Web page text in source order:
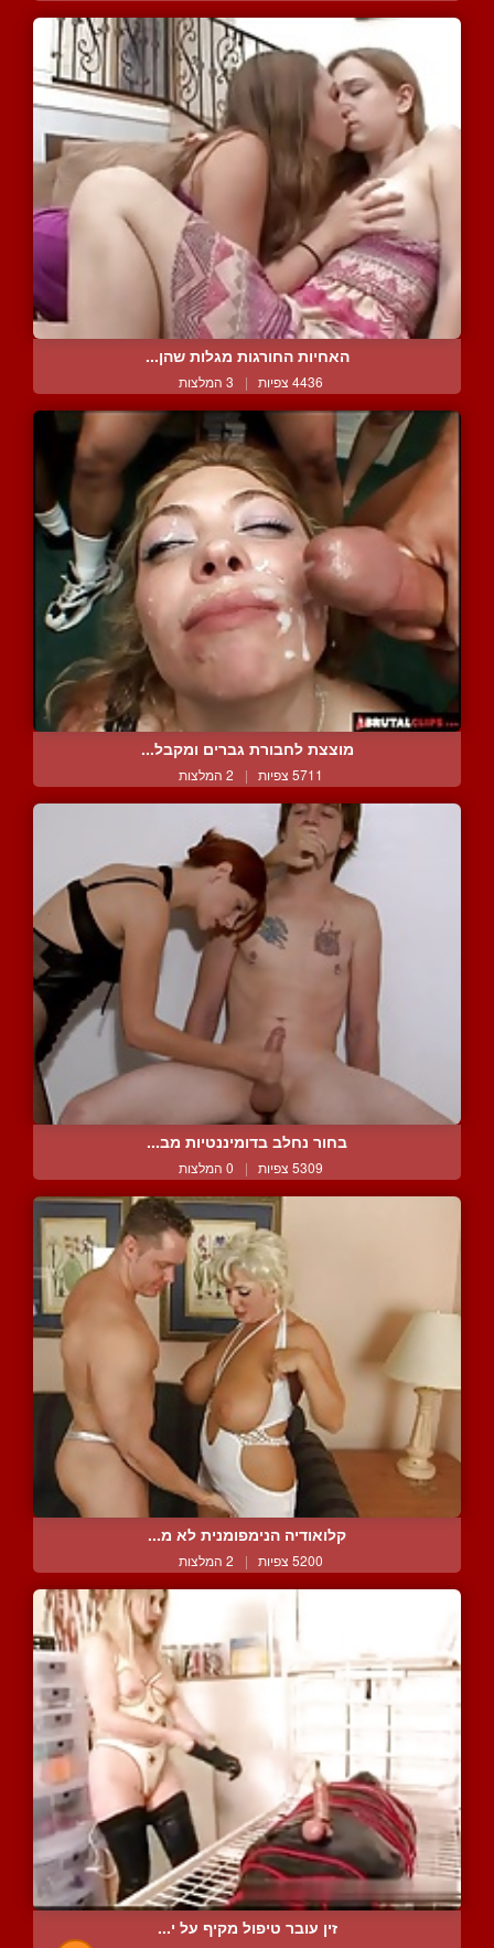
האחיות החורגות מגלות שהן...
4436 צפיות | 3 המלצות
מוצצת לחבורת גברים ומקבל...
5711 צפיות | 2 המלצות
בחור נחלב בדומיננטיות מב...
5309 צפיות | 0 המלצות
קלואודיה הנימפומנית לא מ...
5200 צפיות | 2 המלצות
זין עובר טיפול מקיף על י...